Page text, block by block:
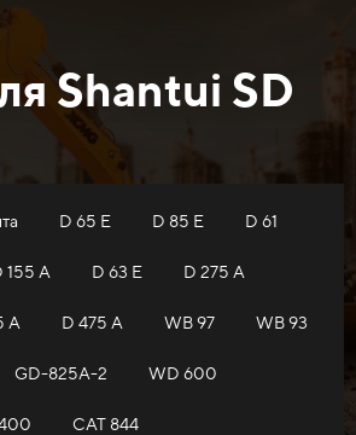
Shantui SD
D 65 E D 85 E D 61
155 A D 63 E D 275 A
A D 475 A WB 97 WB 93
GD-825A-2 WD 600
САТ 844